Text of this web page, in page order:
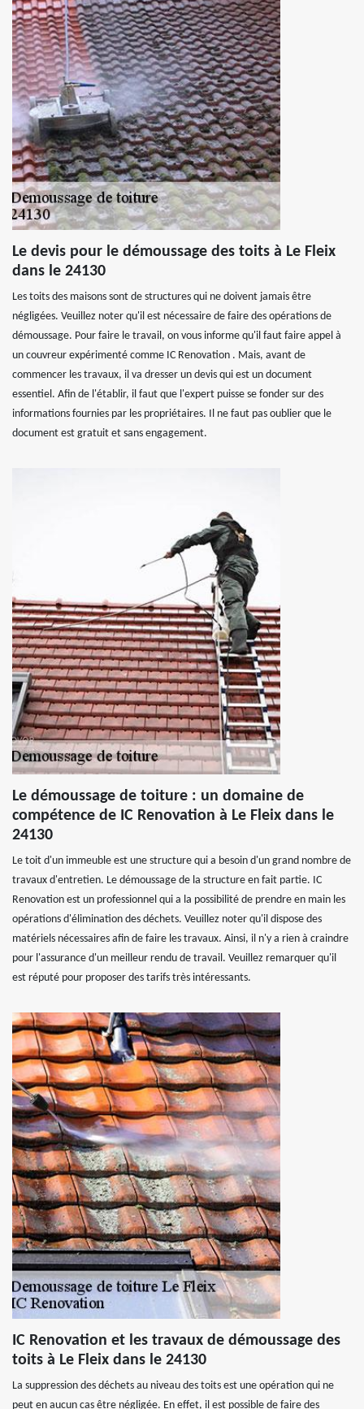
Le devis pour le démoussage des toits à Le Fleix
dans le 24130
Les toits des maisons sont de structures qui ne doivent jamais être
négligées. Veuillez noter qu'il est nécessaire de faire des opérations de
démoussage. Pour faire le travail, on vous informe qu'il faut faire appel à
un couvreur expérimenté comme IC Renovation . Mais, avant de
commencer les travaux, il va dresser un devis qui est un document
essentiel. Afin de l'établir, il faut que l'expert puisse se fonder sur des
informations fournies par les propriétaires. Il ne faut pas oublier que le
document est gratuit et sans engagement.
Le démoussage de toiture : un domaine de
compétence de IC Renovation à Le Fleix dans le
24130
Le toit d'un immeuble est une structure qui a besoin d'un grand nombre de
travaux d'entretien. Le démoussage de la structure en fait partie. IC
Renovation est un professionnel qui a la possibilité de prendre en main les
opérations d'élimination des déchets. Veuillez noter qu'il dispose des
matériels nécessaires afin de faire les travaux. Ainsi, il n'y a rien à craindre
pour l'assurance d'un meilleur rendu de travail. Veuillez remarquer qu'il
est réputé pour proposer des tarifs très intéressants.
IC Renovation et les travaux de démoussage des
toits à Le Fleix dans le 24130
La suppression des déchets au niveau des toits est une opération qui ne
peut en aucun cas être négligée. En effet, il est possible de faire des